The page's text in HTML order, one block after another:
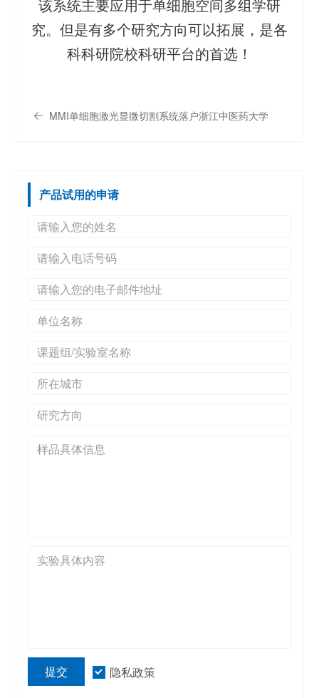
该系统主要应用于单细胞空间多组学研
究。但是有多个研究方向可以拓展，是各
科科研院校科研平台的首选！
MMI单细胞激光显微切割系统落户浙江中医药大学
产品试用的申请
提交 隐私政策